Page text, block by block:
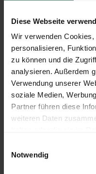
Diese Webseite
Wir verwenden
personalisieren,
zu können und die
analysieren. Außerdem
Verwendung unserer
soziale Medien,
Partner führen diese
weiteren Daten
Notwendig
Diplom.